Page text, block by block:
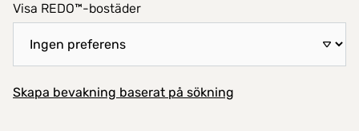
Visa REDO™-bostäder
Skapa bevakning baserat på sökning